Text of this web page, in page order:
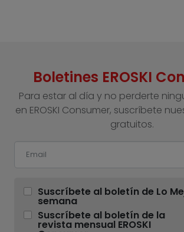
Boletines EROSKI
Para estar al día y no perderte
en EROSKI Consumer, suscríbete
gratuitos.
Suscríbete al boletín de Lo
semana
Suscríbete al boletín de la
revista mensual EROSKI